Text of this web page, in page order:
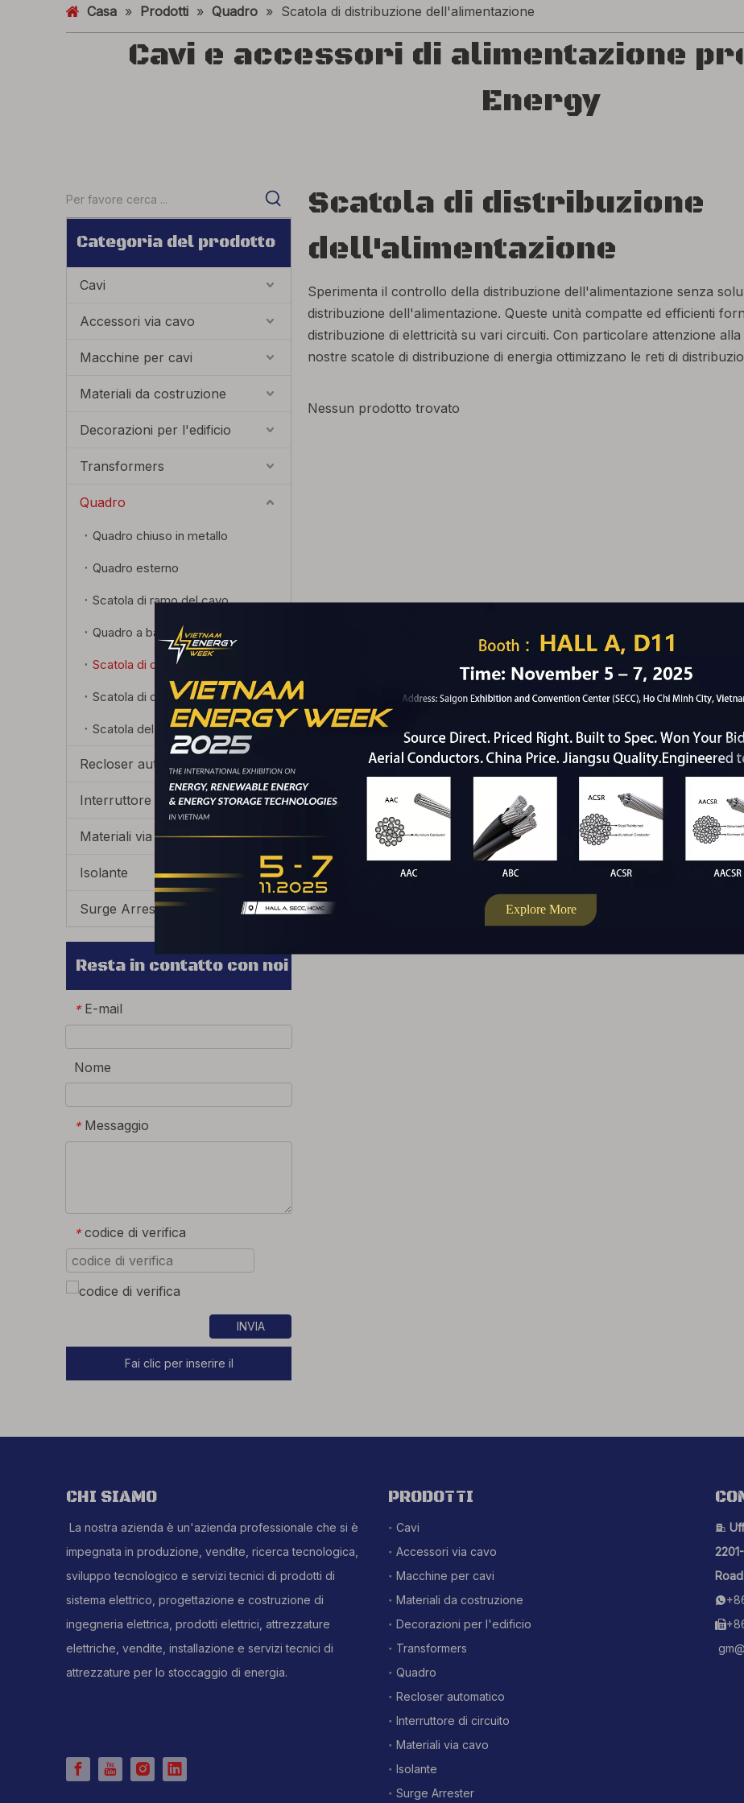
Casa » Prodotti » Quadro » Scatola di distribuzione dell'alimentazione
Cavi e accessori di alimentazione
Energy
Categoria del prodotto
Cavi
Accessori via cavo
Macchine per cavi
Materiali da costruzione
Decorazioni per l'edificio
Transformers
Quadro
Quadro chiuso in metallo
Quadro esterno
Scatola di ramo del cavo
Quadro a bassa tensione
Scatola di distribuzione dell'illuminazione
Scatola del misuratore elettrico
Recloser automatico
Interruttore di circuito
Materiali via cavo
Isolante
Surge Arrester
Resta in contatto con noi
* E-mail
Nome
* Messaggio
* codice di verifica
INVIA
Fai clic per inserire il
Scatola di distribuzione
dell'alimentazione
Sperimenta il controllo della distribuzione dell'alimentazione senza
distribuzione dell'alimentazione. Queste unità compatte ed efficienti
distribuzione di elettricità su vari circuiti. Con particolare attenzione
nostre scatole di distribuzione di energia ottimizzano le reti di
Nessun prodotto trovato
CHI SIAMO
La nostra azienda è un'azienda professionale che si è
impegnata in produzione, vendite, ricerca tecnologica,
sviluppo tecnologico e servizi tecnici di prodotti di
sistema elettrico, progettazione e costruzione di
ingegneria elettrica, prodotti elettrici, attrezzature
elettriche, vendite, installazione e servizi tecnici di
attrezzature per lo stoccaggio di energia.
PRODOTTI
Cavi
Accessori via cavo
Macchine per cavi
Materiali da costruzione
Decorazioni per l'edificio
Transformers
Quadro
Recloser automatico
Interruttore di circuito
Materiali via cavo
Isolante
Surge Arrester


